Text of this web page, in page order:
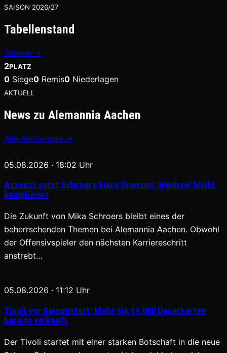
SAISON 2026/27
Tabellenstand
Tabelle →
2PLATZ
0 Siege0 Remis0 Niederlagen
AKTUELL
News zu Alemannia Aachen
Alle Meldungen →
05.08.2026 · 18:02 Uhr
Azzouzi setzt Schroers klare Grenzen: Wechsel bleibt
kompliziert
Die Zukunft von Mika Schroers bleibt eines der
beherrschenden Themen bei Alemannia Aachen. Obwohl
der Offensivspieler den nächsten Karriereschritt
anstrebt…
05.08.2026 · 11:12 Uhr
Tivoli vor Saisonstart: Mehr als 14.000 Dauerkarten
bereits verkauft
Der Tivoli startet mit einer starken Botschaft in die neue